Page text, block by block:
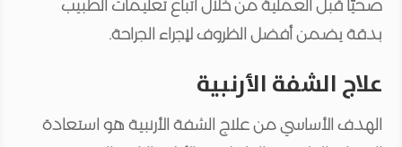
صحيًا قبل العملية من خلال اتباع تعليمات الطبيب
بدقة يضمن أفضل الظروف لإجراء الجراحة.
علاج الشفة الأرنبية
الهدف الأساسي من علاج الشفة الأرنبية هو استعادة